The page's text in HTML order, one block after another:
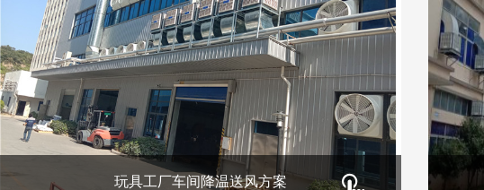
玩具工厂车间降温送风方案